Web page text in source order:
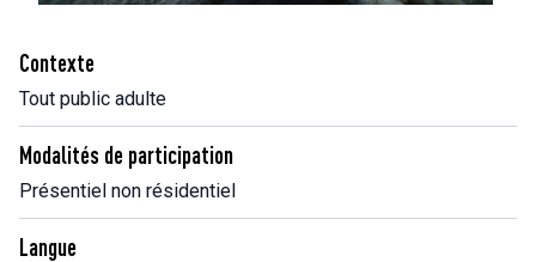
Contexte
Tout public adulte
Modalités de participation
Présentiel non résidentiel
Langue